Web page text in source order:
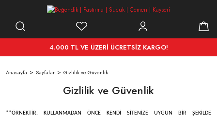
4.000 TL VE ÜZERİ ÜCRETSİZ KARGO!
Anasayfa Sayfalar Gizlilik ve Güvenlik
Gizlilik ve Güvenlik
**ÖRNEKTİR. KULLANMADAN ÖNCE KENDİ SİTENİZE UYGUN BİR ŞEKİLDE